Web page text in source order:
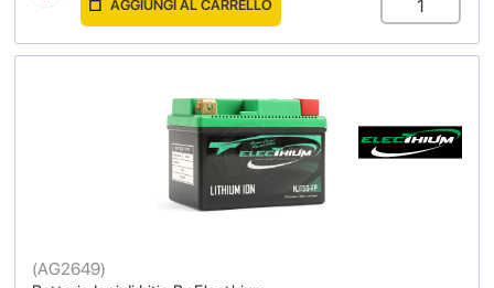
AGGIUNGI AL CARRELLO
(AG2649)